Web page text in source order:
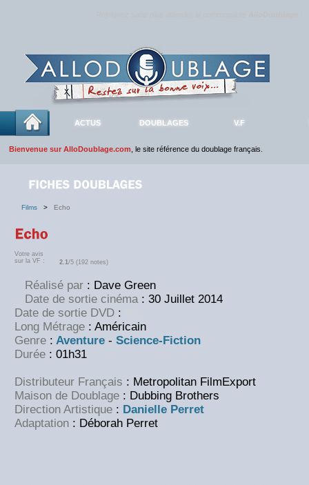
ACTUS DOUBLAGES V.F
Bienvenue sur AlloDoublage.com , le site référence du doublage français.
Films > Echo
Votre avis
sur la VF :
2.1/5 (192 notes)
Réalisé par : Dave Green
Date de sortie cinéma : 30 Juillet 2014
Date de sortie DVD :
Long Métrage : Américain
Genre : Aventure - Science-Fiction
Durée : 01h31
Distributeur Français : Metropolitan FilmExport
Maison de Doublage : Dubbing Brothers
Direction Artistique : Danielle Perret
Adaptation : Déborah Perret